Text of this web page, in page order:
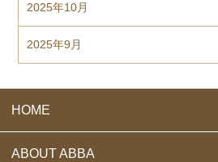
2025年10月
2025年9月
HOME
ABOUT ABBA